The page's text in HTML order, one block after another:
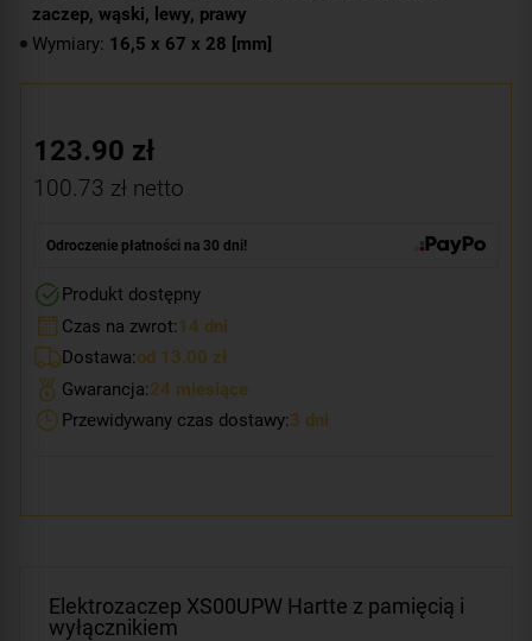
zaczep, wąski, lewy, prawy
Wymiary: 16,5 x 67 x 28 [mm]
123.90 zł
100.73 zł netto
Odroczenie płatności na 30 dni!
Produkt dostępny
Czas na zwrot:14 dni
Dostawa:od 13.00 zł
Gwarancja:24 miesiące
Przewidywany czas dostawy:3 dni
Elektrozaczep XS00UPW Hartte z pamięcią i
wyłącznikiem